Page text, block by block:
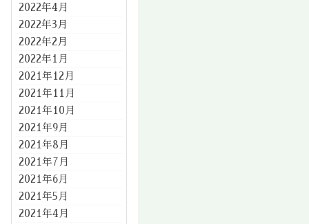
2022年4月
2022年3月
2022年2月
2022年1月
2021年12月
2021年11月
2021年10月
2021年9月
2021年8月
2021年7月
2021年6月
2021年5月
2021年4月